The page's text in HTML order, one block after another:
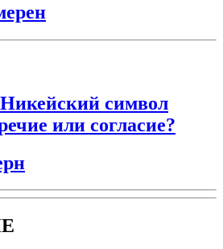
символ
или согласие?